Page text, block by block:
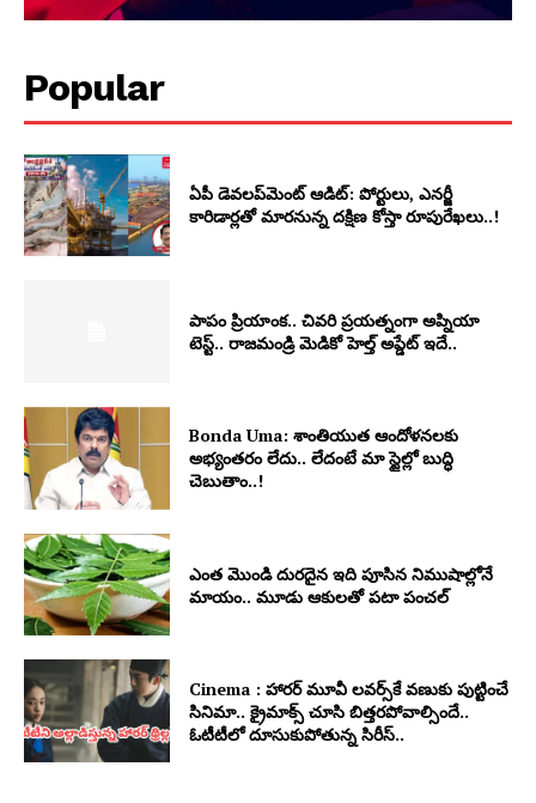
Popular
ఏపీ డెవలప్‌మెంట్ ఆడిట్: పోర్టులు, ఎనర్జీ
కారిడార్లతో మారనున్న దక్షిణ కోస్తా రూపురేఖలు..!
పాపం ప్రియాంక.. చివరి ప్రయత్నంగా అప్నియా
టెస్ట్.. రాజమండ్రి మెడికో హెల్త్ అప్డేట్ ఇదే..
Bonda Uma: శాంతియుత ఆందోళనలకు
అభ్యంతరం లేదు.. లేదంటే మా స్టైల్లో బుద్ధి
చెబుతాం..!
ఎంత మొండి దురదైన ఇది పూసిన నిముషాల్లోనే
మాయం.. మూడు ఆకులతో పటా పంచల్
Cinema : హారర్ మూవీ లవర్స్‏కే వణుకు పుట్టించే
సినిమా.. క్రైమాక్స్ చూసి బిత్తరపోవాల్సిందే..
ఓటీటీలో దూసుకుపోతున్న సిరీస్..